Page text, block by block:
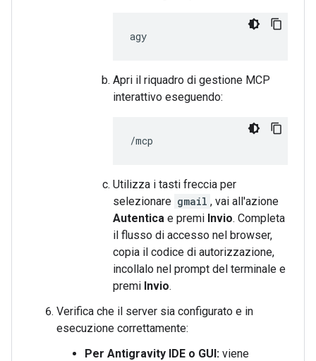
Apri il riquadro di gestione MCP
interattivo eseguendo:
Utilizza i tasti freccia per
selezionare gmail , vai all'azione
Autentica e premi Invio. Completa
il flusso di accesso nel browser,
copia il codice di autorizzazione,
incollalo nel prompt del terminale e
premi Invio.
Verifica che il server sia configurato e in
esecuzione correttamente:
Per Antigravity IDE o GUI: viene